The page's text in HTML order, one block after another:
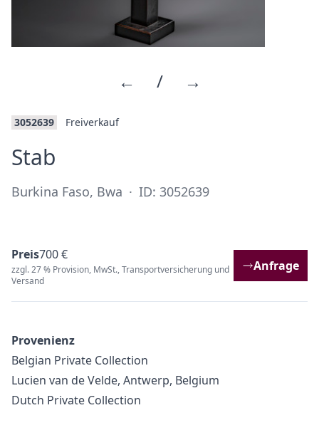
← / →
3052639 Freiverkauf
Stab
Burkina Faso, Bwa · ID: 3052639
Preis700 €
zzgl. 27 % Provision, MwSt., Transportversicherung und
Versand
Anfrage
Provenienz
Belgian Private Collection
Lucien van de Velde, Antwerp, Belgium
Dutch Private Collection